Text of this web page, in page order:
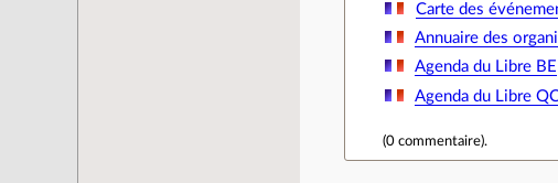
Carte des
Annuaire des
Agenda du Libre BE
Agenda du Libre
(0 commentaire).